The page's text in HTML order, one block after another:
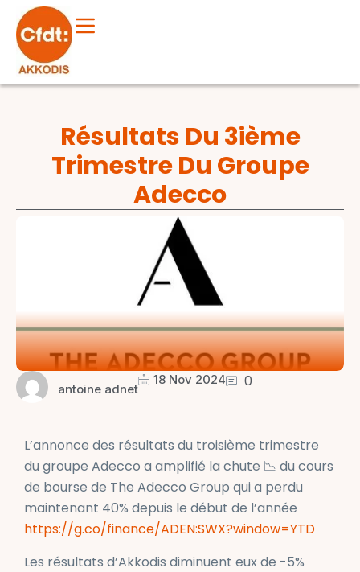
Résultats Du 3ième
Trimestre Du Groupe
Adecco
antoine adnet
18 Nov 2024 0
L’annonce des résultats du troisième trimestre
du groupe Adecco a amplifié la chute 📉 du cours
de bourse de The Adecco Group qui a perdu
maintenant 40% depuis le début de l’année
https://g.co/finance/ADEN:SWX?window=YTD
Les résultats d’Akkodis diminuent eux de -5%